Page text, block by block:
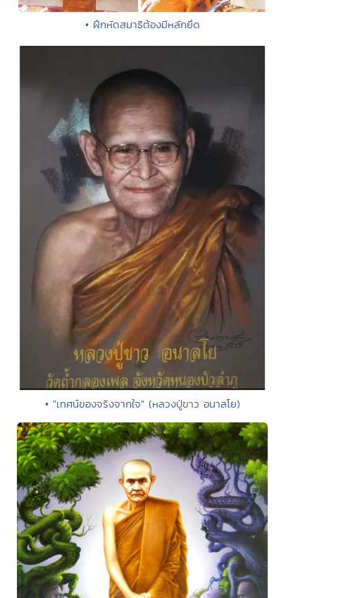
• ฝึกหัดสมาธิต้องมีหลักยึด
• "เทศน์ของจริงจากใจ" (หลวงปู่ขาว อนาลโย)